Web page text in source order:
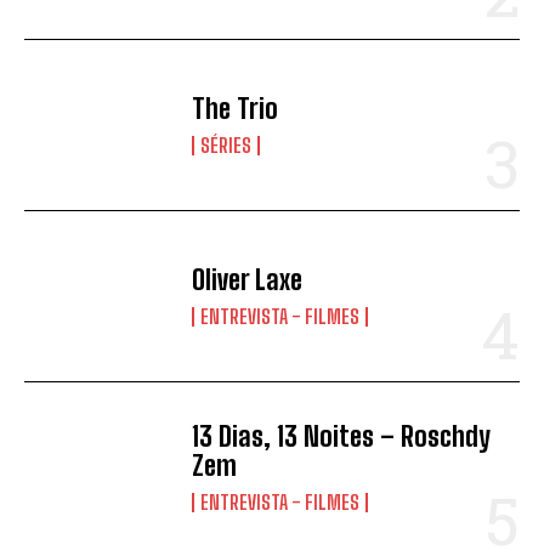
The Trio
SÉRIES
Oliver Laxe
ENTREVISTA - FILMES
13 Dias, 13 Noites – Roschdy
Zem
ENTREVISTA - FILMES